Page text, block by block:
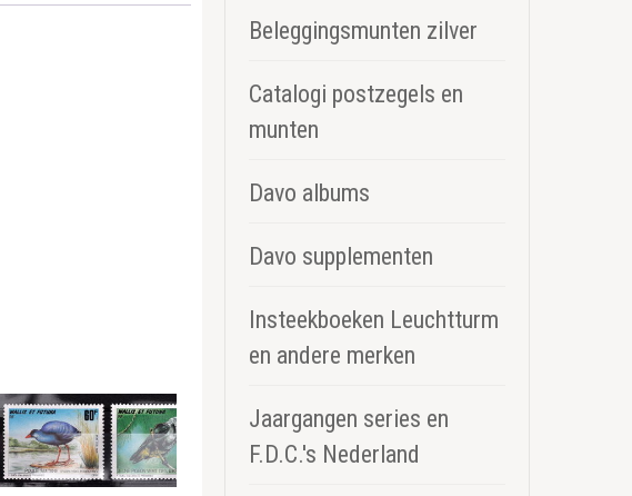
Beleggingsmunten zilver
Catalogi postzegels en
munten
Davo albums
Davo supplementen
Insteekboeken Leuchtturm
en andere merken
Jaargangen series en
F.D.C.'s Nederland